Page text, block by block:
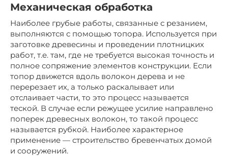
Механическая обработка
Наиболее грубые работы, связанные с резанием,
выполняются с помощью топора. Используется при
заготовке древесины и проведении плотницких
работ, т.е. там, где не требуется высокая точность и
полное сопряжение элементов конструкции. Если
топор движется вдоль волокон дерева и не
перерезает их, а только раскалывает или
отслаивает части, то это процесс называется
теской. В случае если режущее усилие направлено
поперек древесных волокон, то такой процесс
называется рубкой. Наиболее характерное
применение — строительство бревенчатых домой
и сооружений.